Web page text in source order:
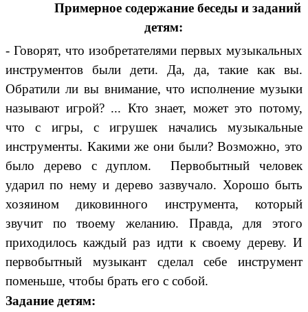
Примерное содержание беседы и заданий
детям:
- Говорят, что изобретателями первых музыкальных
инструментов были дети. Да, да, такие как вы.
Обратили ли вы внимание, что исполнение музыки
называют игрой? ... Кто знает, может это потому,
что с игры, с игрушек начались музыкальные
инструменты. Какими же они были? Возможно, это
было дерево с дуплом. Первобытный человек
ударил по нему и дерево зазвучало. Хорошо быть
хозяином диковинного инструмента, который
звучит по твоему желанию. Правда, для этого
приходилось каждый раз идти к своему дереву. И
первобытный музыкант сделал себе инструмент
поменьше, чтобы брать его с собой.
Задание детям: